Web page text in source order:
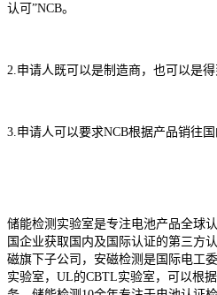
认可”NCB。
2.申请人既可以是制造商，也可以是
3.申请人可以要求NCB根据产品销往国
储能检测实验室是专注电池产品全球
国企业获取国内及国际认证的第三方
磁旗下子公司，安磁检测是国际电工
实验室，UL的CBTL实验室，可以根